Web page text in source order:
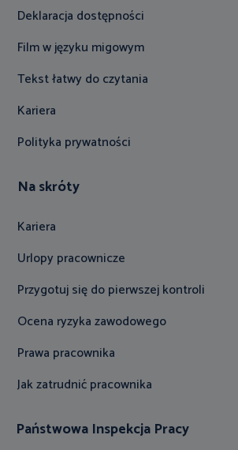
Deklaracja dostępności
Film w języku migowym
Tekst łatwy do czytania
Kariera
Polityka prywatności
Na skróty
Kariera
Urlopy pracownicze
Przygotuj się do pierwszej kontroli
Ocena ryzyka zawodowego
Prawa pracownika
Jak zatrudnić pracownika
Państwowa Inspekcja Pracy